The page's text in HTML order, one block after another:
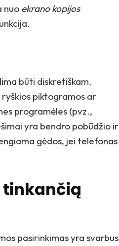
nuo ekrano kopijos
būti diskretiškam.
piktogramos ar
programėles (pvz.,
yra bendro pobūdžio ir
gėdos, jei telefonas
tinkančią
pasirinkimas yra svarbus